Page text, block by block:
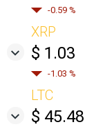
-0.59 %
XRP
$ 1.03
-1.03 %
LTC
$ 45.48